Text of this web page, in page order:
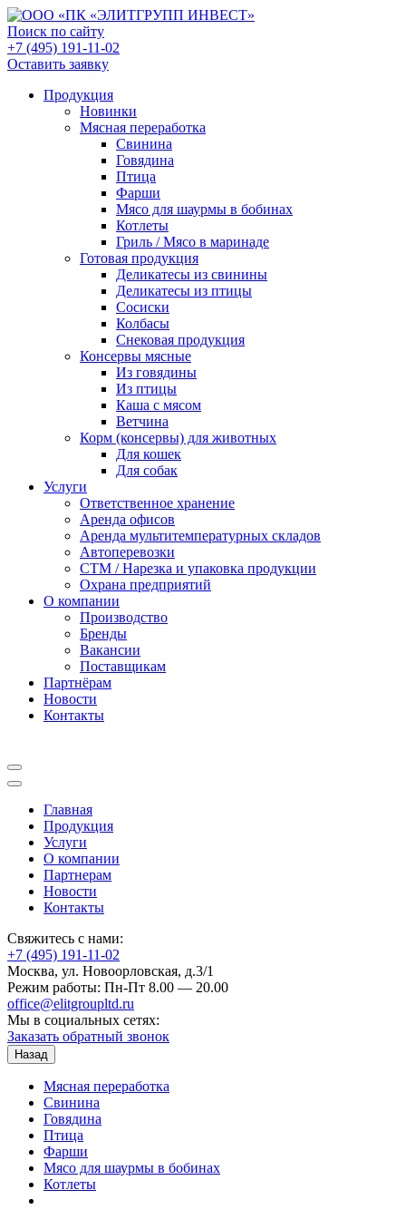
Поиск по сайту
+7 (495) 191-11-02
Оставить заявку
Продукция
Новинки
Мясная переработка
Свинина
Говядина
Птица
Фарши
Мясо для шаурмы в бобинах
Котлеты
Гриль / Мясо в маринаде
Готовая продукция
Деликатесы из свинины
Деликатесы из птицы
Сосиски
Колбасы
Снековая продукция
Консервы мясные
Из говядины
Из птицы
Каша с мясом
Ветчина
Корм (консервы) для животных
Для кошек
Для собак
Услуги
Ответственное хранение
Аренда офисов
Аренда мультитемпературных складов
Автоперевозки
СТМ / Нарезка и упаковка продукции
Охрана предприятий
О компании
Производство
Бренды
Вакансии
Поставщикам
Партнёрам
Новости
Контакты
Главная
Продукция
Услуги
О компании
Партнерам
Новости
Контакты
Свяжитесь с нами:
+7 (495) 191-11-02
Москва, ул. Новоорловская, д.3/1
Режим работы: Пн-Пт 8.00 — 20.00
office@elitgroupltd.ru
Мы в социальных сетях:
Заказать обратный звонок
Назад
Мясная переработка
Свинина
Говядина
Птица
Фарши
Мясо для шаурмы в бобинах
Котлеты